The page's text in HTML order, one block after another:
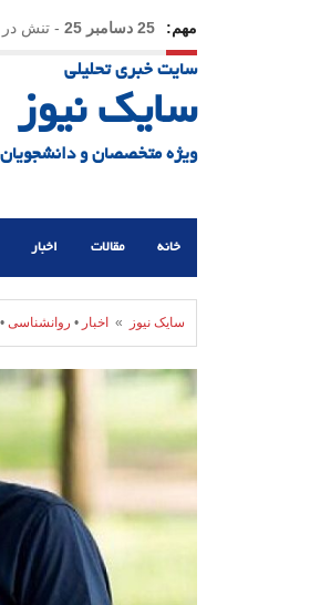
مهم: 25 دسامبر 25 - تنش در
23 دسامبر 25
سایت خبری تحلیلی
سایک نیوز
ویژه متخصصان و
خانه مقالات اخبار
سایک نیوز » اخبار • روانشناسی •